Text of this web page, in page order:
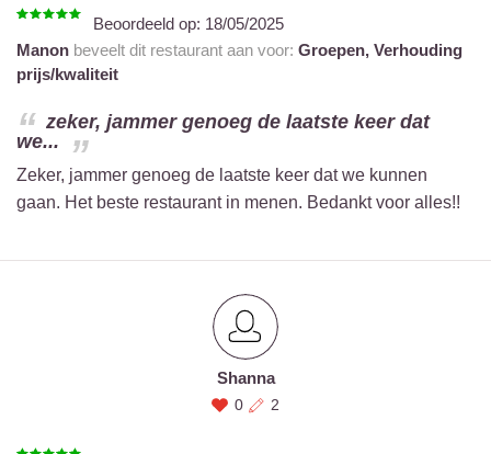
Beoordeeld op: 18/05/2025
Manon beveelt dit restaurant aan voor: Groepen, Verhouding
prijs/kwaliteit
zeker, jammer genoeg de laatste keer dat
we...
Zeker, jammer genoeg de laatste keer dat we kunnen
gaan. Het beste restaurant in menen. Bedankt voor alles!!
Shanna
0 2